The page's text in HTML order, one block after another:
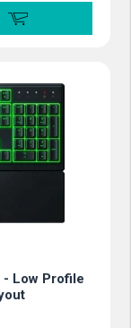
- Low Profile